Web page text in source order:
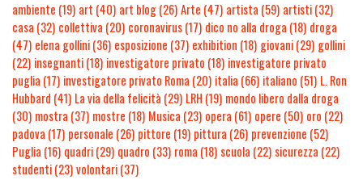
ambiente (19) art (40) art blog(26)Arte (47) artista (59) artisti(32)
casa (32) collettiva (20) coronavirus(17) dico no alla droga (18) droga
(47) elena gollini(36) esposizione (37) exhibition (18) giovani(29) gollini
(22) insegnanti(18) investigatore privato (18) investigatore privato
puglia (17) investigatore privato Roma (20) italia (66) italiano (51) L. Ron
Hubbard (41) La via della felicità (29) LRH (19) mondo libero dalla droga
(30) mostra (37) mostre (18) Musica (23) opera (61) opere (50) oro (22)
padova (17) personale (26) pittore (19) pittura (26) prevenzione (52)
Puglia (16) quadri(29) quadro (33) roma (18) scuola (22) sicurezza (22)
studenti(23)volontari(37)